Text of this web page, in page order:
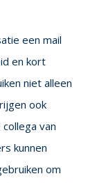
een mail
en kort
niet alleen
ook
van
kunnen
om